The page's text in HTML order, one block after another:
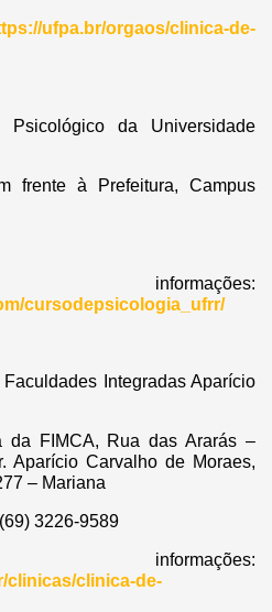
ufpa.br/orgaos/clinica-de-
Psicológico da Universidade
frente à Prefeitura, Campus
cursodepsicologia_ufrr/
Integradas Aparício
da FIMCA, Rua das Ararás –
Aparício Carvalho de Moraes,
– Mariana
3226-9589
clinicas/clinica-de-